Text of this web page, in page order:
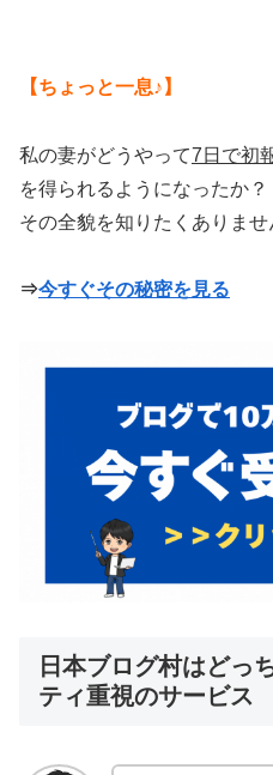
【ちょっと一息♪】
私の妻がどうやって7日で初
を得られるようになったか？
その全貌を知りたくありませ
⇒今すぐその秘密を見る
日本ブログ村はどっ
ティ重視のサービス